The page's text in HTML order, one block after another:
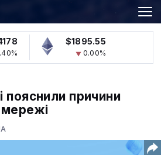
$1895.55
0.00%
пояснили причини